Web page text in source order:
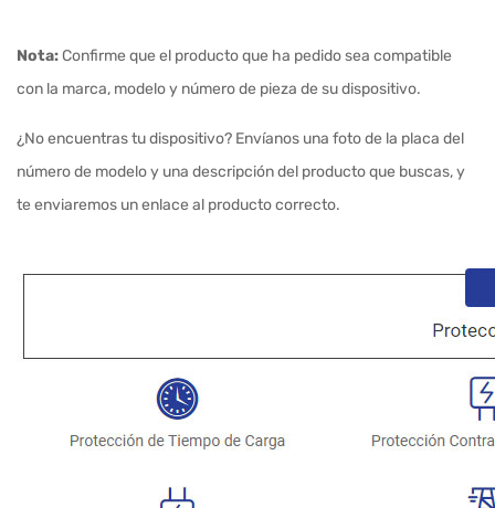
Nota:Confirme que el producto que ha pedido sea compatible
con la marca, modelo y número de pieza de su dispositivo.
¿No encuentras tu dispositivo? Envíanos una foto de la placa del
número de modelo y una descripción del producto que buscas, y
te enviaremos un enlace al producto correcto.